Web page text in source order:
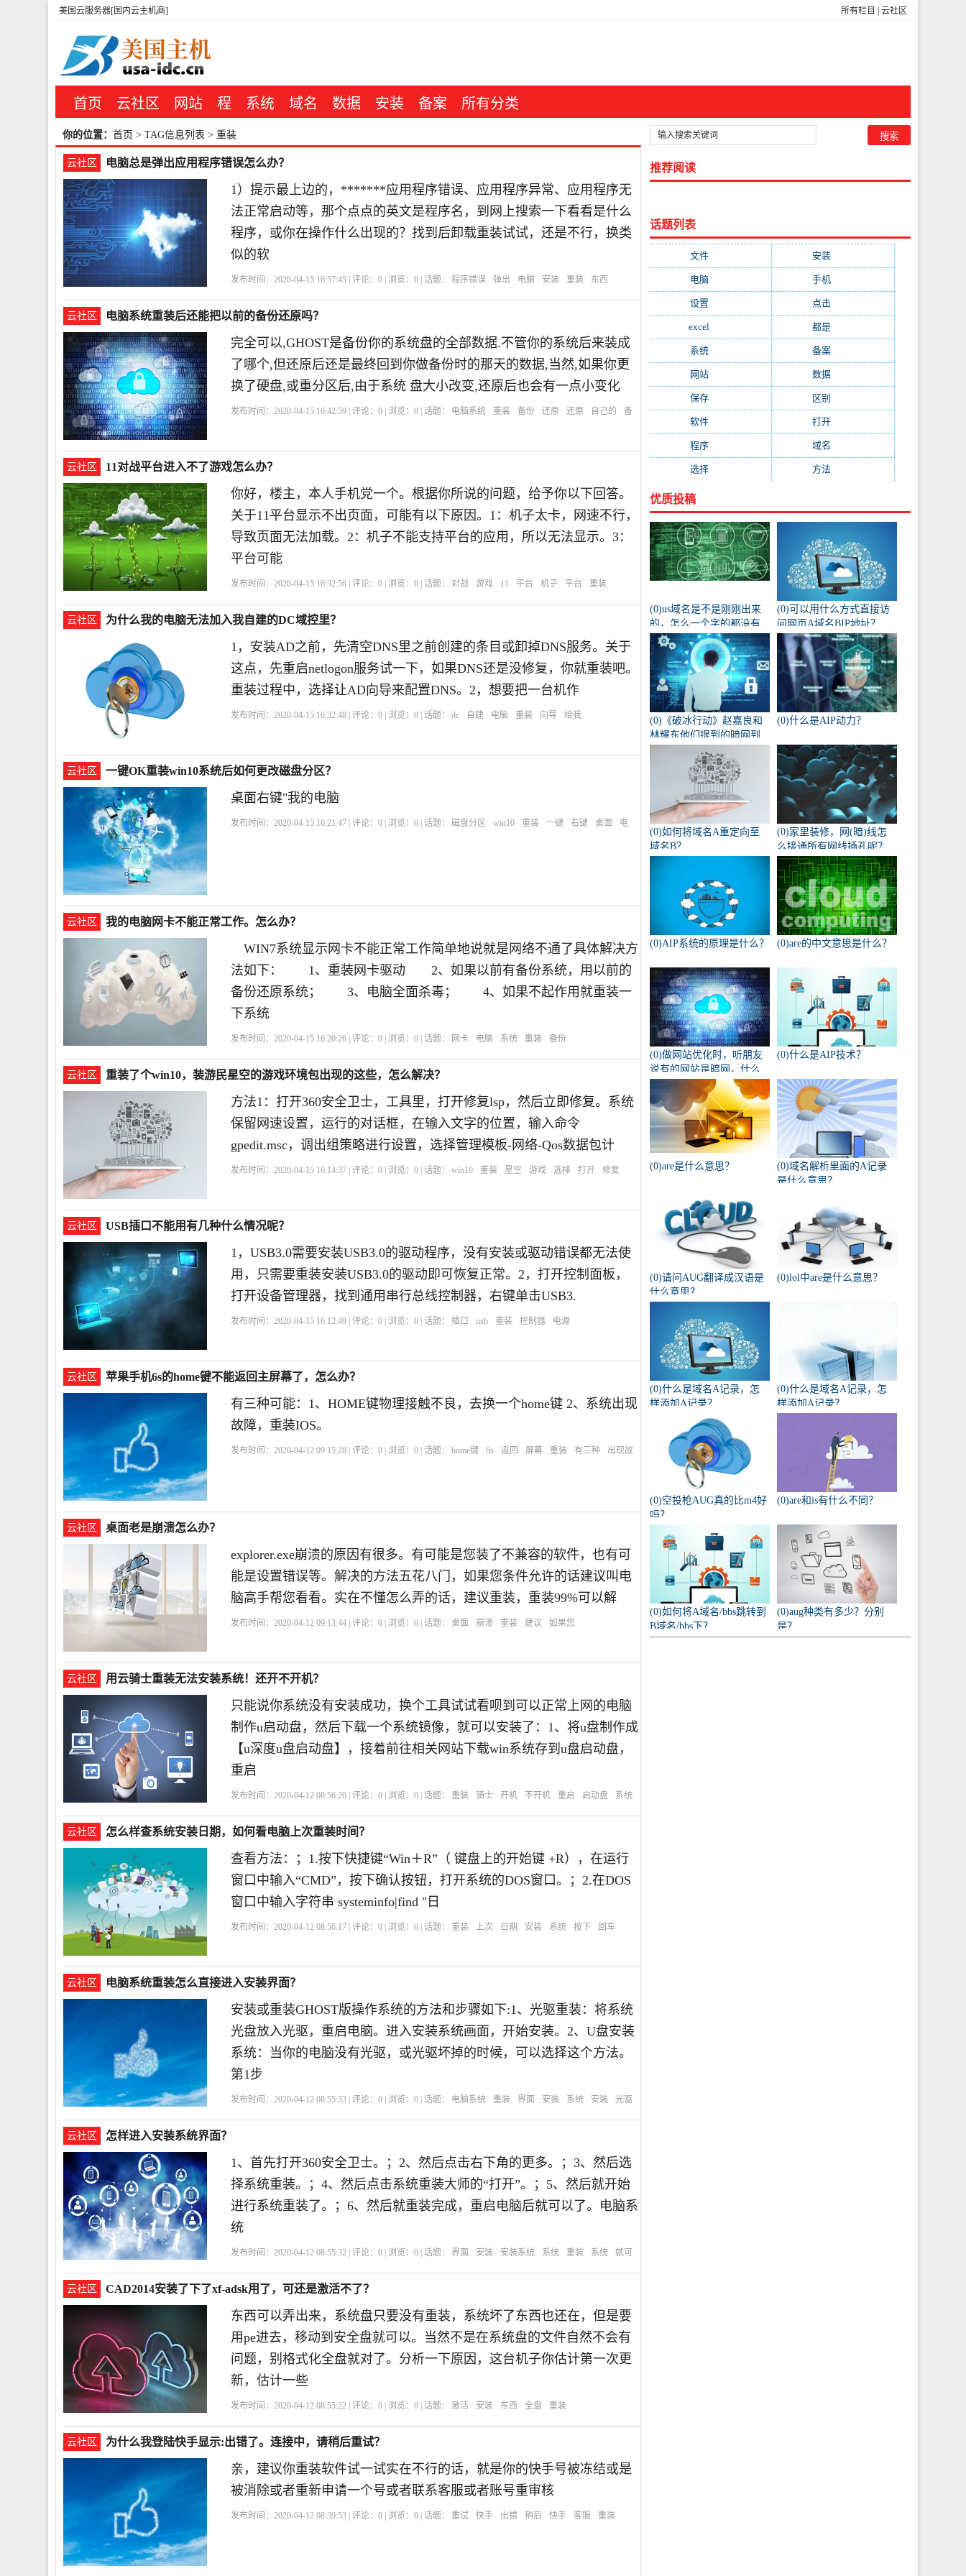
所有栏目 云社区
美国云服务器[国内云主机商]
首页 云社区 网站 程 系统 域名 数据 安装 备案 所有分类
你的位置： 首页 > TAG信息列表 > 重装
云社区 电脑总是弹出应用程序错误怎么办？
1）提示最上边的，*******应用程序错误、应用程序异常、应用程序无
法正常启动等，那个点点的英文是程序名，到网上搜索一下看看是什么
程序，或你在操作什么出现的？找到后卸载重装试试，还是不行，换类
似的软
发布时间：2020-04-15 16:57:45 | 评论：0 | 浏览：0 | 话题： 程序错误 弹出 电脑 安装 重装 东西
云社区 电脑系统重装后还能把以前的备份还原吗？
完全可以,GHOST是备份你的系统盘的全部数据.不管你的系统后来装成
了哪个,但还原后还是最终回到你做备份时的那天的数据,当然,如果你更
换了硬盘,或重分区后,由于系统 盘大小改变,还原后也会有一点小变化
发布时间：2020-04-15 16:42:59 | 评论：0 | 浏览：0 | 话题： 电脑系统 重装 备份 还原 还原 自己的
备
云社区 11对战平台进入不了游戏怎么办？
你好，楼主，本人手机党一个。根据你所说的问题，给予你以下回答。
关于11平台显示不出页面，可能有以下原因。1：机子太卡，网速不行，
导致页面无法加载。2：机子不能支持平台的应用，所以无法显示。3：
平台可能
发布时间：2020-04-15 16:32:56 | 评论：0 | 浏览：0 | 话题： 对战 游戏 11 平台 机子 平台 重装
云社区 为什么我的电脑无法加入我自建的DC域控里？
1，安装AD之前，先清空DNS里之前创建的条目或卸掉DNS服务。关于
这点，先重启netlogon服务试一下，如果DNS还是没修复，你就重装吧。
重装过程中，选择让AD向导来配置DNS。2，想要把一台机作
发布时间：2020-04-15 16:32:48 | 评论：0 | 浏览：0 | 话题： dc 自建 电脑 重装 向导 给我
云社区 一键OK重装win10系统后如何更改磁盘分区？
桌面右键"我的电脑
发布时间：2020-04-15 16:21:47 | 评论：0 | 浏览：0 | 话题： 磁盘分区 win10 重装 一键 右键 桌面
电
云社区 我的电脑网卡不能正常工作。怎么办？
WIN7系统显示网卡不能正常工作简单地说就是网络不通了具体解决方
法如下： 1、重装网卡驱动 2、如果以前有备份系统，用以前的
备份还原系统； 3、电脑全面杀毒； 4、如果不起作用就重装一
下系统
发布时间：2020-04-15 16:20:26 | 评论：0 | 浏览：0 | 话题： 网卡 电脑 系统 重装 备份
云社区 重装了个win10，装游民星空的游戏环境包出现的这些，怎么解决？
方法1：打开360安全卫士，工具里，打开修复lsp，然后立即修复。系统
保留网速设置，运行的对话框，在输入文字的位置，输入命令
gpedit.msc，调出组策略进行设置，选择管理模板-网络-Qos数据包计
发布时间：2020-04-15 16:14:37 | 评论：0 | 浏览：0 | 话题： win10 重装 星空 游戏 选择 打开 修复
云社区 USB插口不能用有几种什么情况呢？
1，USB3.0需要安装USB3.0的驱动程序，没有安装或驱动错误都无法使
用，只需要重装安装USB3.0的驱动即可恢复正常。2，打开控制面板，
打开设备管理器，找到通用串行总线控制器，右键单击USB3.
发布时间：2020-04-15 16:12:49 | 评论：0 | 浏览：0 | 话题： 插口 usb 重装 控制器 电源
云社区 苹果手机6s的home键不能返回主屏幕了，怎么办？
有三种可能：1、HOME键物理接触不良，去换一个home键 2、系统出现
故障，重装IOS。
发布时间：2020-04-12 09:15:28 | 评论：0 | 浏览：0 | 话题： home键 6s 返回 屏幕 重装 有三种
出现故
云社区 桌面老是崩溃怎么办？
explorer.exe崩溃的原因有很多。有可能是您装了不兼容的软件，也有可
能是设置错误等。解决的方法五花八门，如果您条件允许的话建议叫电
脑高手帮您看看。实在不懂怎么弄的话，建议重装，重装99%可以解
发布时间：2020-04-12 09:13:44 | 评论：0 | 浏览：0 | 话题： 桌面 崩溃 重装 建议 如果您
云社区 用云骑士重装无法安装系统！还开不开机？
只能说你系统没有安装成功，换个工具试试看呗到可以正常上网的电脑
制作u启动盘，然后下载一个系统镜像，就可以安装了：1、将u盘制作成
【u深度u盘启动盘】，接着前往相关网站下载win系统存到u盘启动盘，
重启
发布时间：2020-04-12 08:56:20 | 评论：0 | 浏览：0 | 话题： 重装 骑士 开机 不开机 重启 启动盘 系统
云社区 怎么样查系统安装日期，如何看电脑上次重装时间？
查看方法：；1.按下快捷键“Win＋R”（ 键盘上的开始键 +R），在运行
窗口中输入“CMD”，按下确认按钮，打开系统的DOS窗口。；2.在DOS
窗口中输入字符串 systeminfo|find "日
发布时间：2020-04-12 08:56:17 | 评论：0 | 浏览：0 | 话题： 重装 上次 日期 安装 系统 按下 回车
云社区 电脑系统重装怎么直接进入安装界面？
安装或重装GHOST版操作系统的方法和步骤如下:1、光驱重装：将系统
光盘放入光驱，重启电脑。进入安装系统画面，开始安装。2、U盘安装
系统：当你的电脑没有光驱，或光驱坏掉的时候，可以选择这个方法。
第1步
发布时间：2020-04-12 08:55:33 | 评论：0 | 浏览：0 | 话题： 电脑系统 重装 界面 安装 系统 安装 光驱
云社区 怎样进入安装系统界面？
1、首先打开360安全卫士。；2、然后点击右下角的更多。；3、然后选
择系统重装。；4、然后点击系统重装大师的“打开”。；5、然后就开始
进行系统重装了。；6、然后就重装完成，重启电脑后就可以了。电脑系
统
发布时间：2020-04-12 08:55:32 | 评论：0 | 浏览：0 | 话题： 界面 安装 安装系统 系统 重装 系统
就可
以
云社区 CAD2014安装了下了xf-adsk用了，可还是激活不了？
东西可以弄出来，系统盘只要没有重装，系统坏了东西也还在，但是要
用pe进去，移动到安全盘就可以。当然不是在系统盘的文件自然不会有
问题，别格式化全盘就对了。分析一下原因，这台机子你估计第一次更
新，估计一些
发布时间：2020-04-12 08:55:22 | 评论：0 | 浏览：0 | 话题： 激活 安装 东西 全盘 重装
云社区 为什么我登陆快手显示:出错了。连接中，请稍后重试？
亲，建议你重装软件试一试实在不行的话，就是你的快手号被冻结或是
被消除或者重新申请一个号或者联系客服或者账号重审核
发布时间：2020-04-12 08:39:53 | 评论：0 | 浏览：0 | 话题： 重试 快手 出错 稍后 快手 客服 重装
推荐阅读
话题列表
文件(755) 安装
电脑(688) 手机
设置 点击
excel 都是
系统(495) 备案
网站(461) 数据
保存(438) 区别
软件(419) 打开
程序(387) 域名
选择(333) 方法
优质投稿
(0)us域名是不是刚刚出来
的，怎么一个字的都没有
人注册阿？
(0)可以用什么方式直接访
问网页A域名BIP地址？
(0)《破冰行动》赵嘉良和
林耀东他们提到的暗网到
(0)什么是AIP动力？
(0)如何将域名A重定向至
域名B？
(0)家里装修，网(暗)线怎
么接通所有网线插孔呢？
(0)AIP系统的原理是什么？ (0)are的中文意思是什么？
(0)做网站优化时，听朋友
说有的网站是暗网，什么
叫暗网啊？
(0)什么是AIP技术？
(0)are是什么意思？
(0)域名解析里面的A记录
是什么意思？
(0)请问AUG翻译成汉语是
什么意思？
(0)lol中are是什么意思？
(0)什么是域名A记录，怎
样添加A记录？
(0)什么是域名A记录，怎
样添加A记录？
(0)空投枪AUG真的比m4好
吗？
(0)are和is有什么不同？
(0)如何将A域名/bbs跳转到
B域名/bbs下？
(0)aug种类有多少？分别
是？